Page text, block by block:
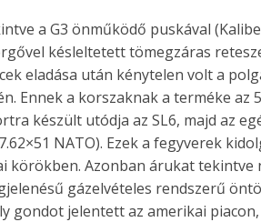
a G3 önműködő puskával
késleltetett tömegzáras
eladása után kénytelen volt a
Ennek a korszaknak a terméke az
készült utódja az SL6, majd az
NATO). Ezek a fegyverek
körökben. Azonban árukat tekintve
gázelvételes rendszerű
gondot jelentett az amerikai